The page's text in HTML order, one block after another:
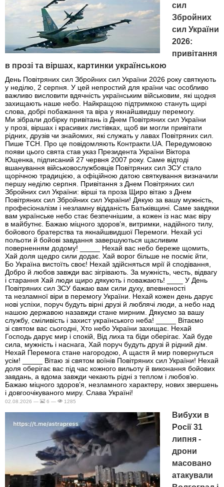
сил
Збройних
сил України
2026:
привітання
в прозі та віршах, картинки українською
День Повітряних сил Збройних сил України 2026 року святкують
у неділю, 2 серпня. У цей непростий для країни час особливо
важливо висловити вдячність українським військовим, які щодня
захищають наше небо. Найкращою підтримкою стануть щирі
слова, добрі побажання та віра у якнайшвидшу перемогу.
Ми зібрали добірку привітань із Днем Повітряних сил України
у прозі, віршах і красивих листівках, щоб ви могли привітати
рідних, друзів чи знайомих, які служать у лавах Повітряних сил.
Пише ТСН. Про це повідомляють Контракти.UA. Передумовою
появи цього свята став указ Президента України Віктора
Ющенка, підписаний 27 червня 2007 року. Саме відтоді
вшанування військовослужбовців Повітряних сил ЗСУ стало
щорічною традицією, а офіційною датою святкування визначили
першу неділю серпня. Привітання з Днем Повітряних сил
Збройних сил України: вірші та проза Щиро вітаю з Днем
Повітряних сил Збройних сил України! Дякую за вашу мужність,
професіоналізм і незламну відданість Батьківщині. Саме завдяки
вам українське небо стає безпечнішим, а кожен із нас має віру
в майбутнє. Бажаю міцного здоров’я, витримки, надійного тилу,
бойового братерства та якнайшвидшої Перемоги. Нехай усі
польоти й бойові завдання завершуються щасливим
поверненням додому! _____ Нехай вас небо береже щомить,
Хай доля щедро сили додає. Хай ворог більше не посміє йти,
Бо Україна вистоїть своє! Нехай здійсняться мрії й сподівання,
Добро й любов завжди вас зігрівають. За мужність, честь, відвагу
і старання Хай люди щиро дякують і поважають! ____ У День
Повітряних сил ЗСУ бажаю вам сили духу, впевненості
та незламної віри в перемогу України. Нехай кожен день дарує
нові успіхи, поруч будуть вірні друзі й люблячі люди, а небо над
нашою державою назавжди стане мирним. Дякуємо за вашу
службу, сміливість і захист українського неба! _____ Вітаємо
зі святом вас сьогодні, Хто небо України захищає. Нехай
Господь дарує мир і спокій, Від лиха та біди оберігає. Хай буде
сила, мужність і наснага, Хай поруч будуть друзі й рідний дім.
Нехай Перемога стане нагородою, А щастя й мир повернуться
усім! _____ Вітаю зі святом воїнів Повітряних сил України! Нехай
доля оберігає вас під час кожного вильоту й виконання бойових
завдань, а вдома завжди чекають рідні з теплом і любов’ю.
Бажаю міцного здоров’я, незламного характеру, нових звершень
і довгоочікуваного миру. Слава Україні!
02.08.2026 — 6 — 1285
Вибухи в
Росії 31
липня -
дрони
масовано
атакували